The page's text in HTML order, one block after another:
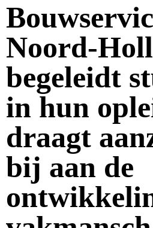
Noord-
begeleidt
in hun
draagt
bij aan de